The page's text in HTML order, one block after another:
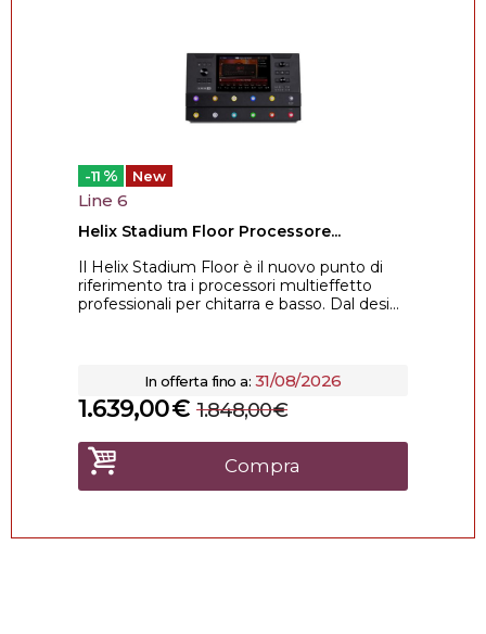
-11 % New
Line 6
Helix Stadium Floor Processore...
Il Helix Stadium Floor è il nuovo punto di
riferimento tra i processori multieffetto
professionali per chitarra e basso. Dal desi...
In offerta fino a: 31/08/2026
€
1.639,00 €
1.848,00
Compra